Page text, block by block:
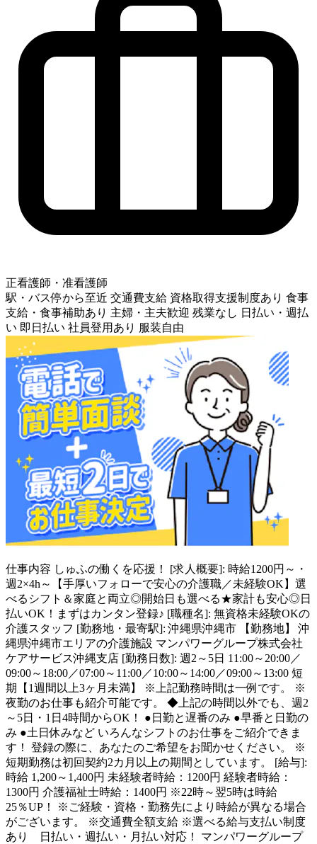
正看護師・准看護師
駅・バス停から至近 交通費支給 資格取得支援制度あり 食事
支給・食事補助あり 主婦・主夫歓迎 残業なし 日払い・週払
い 即日払い 社員登用あり 服装自由
仕事内容 しゅふの働くを応援！ [求人概要]: 時給1200円～・
週2×4h～【手厚いフォローで安心の介護職／未経験OK】選
べるシフト＆家庭と両立◎開始日も選べる★家計も安心◎日
払いOK！まずはカンタン登録♪ [職種名]: 無資格未経験OKの
介護スタッフ [勤務地・最寄駅]: 沖縄県沖縄市 【勤務地】 沖
縄県沖縄市エリアの介護施設 マンパワーグループ株式会社
ケアサービス沖縄支店 [勤務日数]: 週2～5日 11:00～20:00／
09:00～18:00／07:00～11:00／10:00～14:00／09:00～13:00 短
期【1週間以上3ヶ月未満】 ※上記勤務時間は一例です。 ※
夜勤のお仕事も紹介可能です。 ◆上記の時間以外でも、週2
～5日・1日4時間からOK！ ●日勤と遅番のみ ●早番と日勤の
み ●土日休みなど いろんなシフトのお仕事をご紹介できま
す！ 登録の際に、あなたのご希望をお聞かせください。 ※
短期勤務は初回契約2カ月以上の期間としています。 [給与]:
時給 1,200～1,400円 未経験者時給：1200円 経験者時給：
1300円 介護福祉士時給：1400円 ※22時～翌5時は時給
25％UP！ ※ご経験・資格・勤務先により時給が異なる場合
がございます。 ※交通費全額支給 ※選べる給与支払い制度
あり 日払い・週払い・月払い対応！ マンパワーグループ